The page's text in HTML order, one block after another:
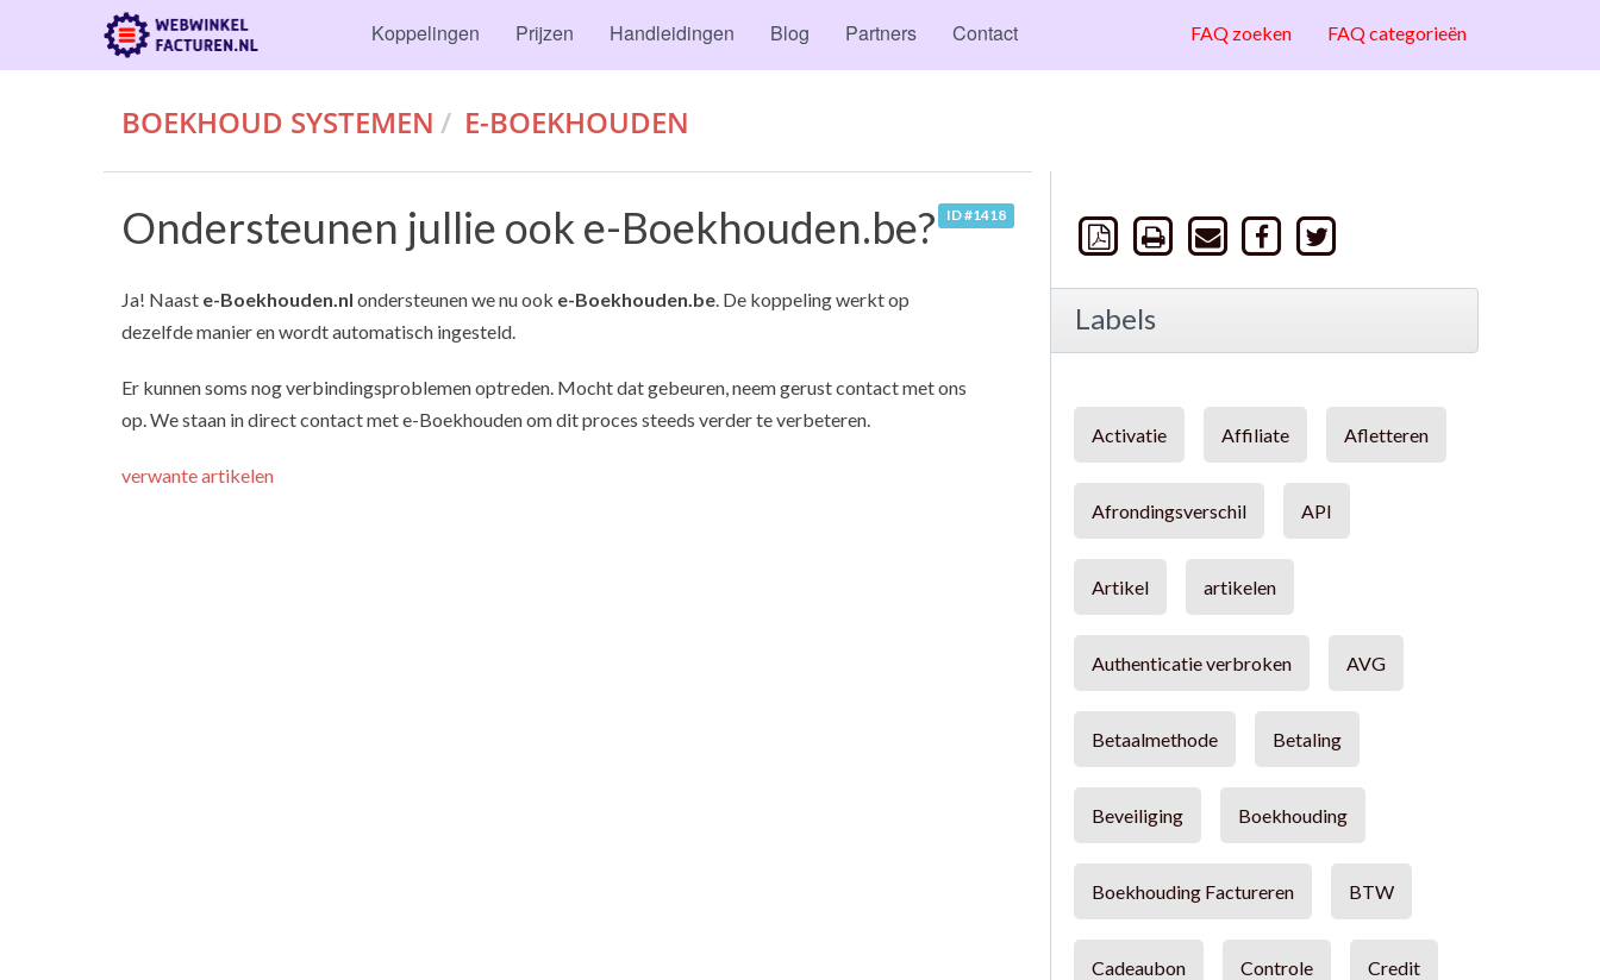
Koppelingen Prijzen Handleidingen Blog Partners Contact FAQ zoeken FAQ categorieën
BOEKHOUD SYSTEMEN E-BOEKHOUDEN
ID #1418
Ondersteunen jullie ook e-Boekhouden.be?
Ja! Naast e-Boekhouden.nl ondersteunen we nu ook e-Boekhouden.be. De koppeling werkt op
dezelfde manier en wordt automatisch ingesteld.
Er kunnen soms nog verbindingsproblemen optreden. Mocht dat gebeuren, neem gerust contact met ons
op. We staan in direct contact met e-Boekhouden om dit proces steeds verder te verbeteren.
verwante artikelen
Labels
Activatie Affiliate Afletteren
Afrondingsverschil API
Artikel artikelen
Authenticatie verbroken AVG
Betaalmethode Betaling
Beveiliging Boekhouding
Boekhouding Factureren BTW
Cadeaubon Controle Credit